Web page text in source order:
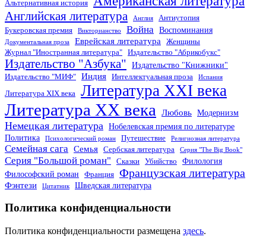
Альтернативная история
Английская литература Англия
Антиутопия
Букеровская премия
Викторианство Война Воспоминания
Документальная проза Еврейская литература
Женщины
Журнал "Иностранная литература"
Издательство "Абрикобукс"
Издательство "Азбука" Издательство "Книжники"
Издательство "МИФ" Индия Интеллектуальная проза Испания
Литература XIX века Литература XXI века
Литература XX века Любовь Модернизм
Немецкая литература
Нобелевская премия по литературе
Политика
Психологический роман Путешествие Религиозная литература
Семейная сага Семья Сербская литература Серия "The Big Book"
Серия "Большой роман" Сказки Убийство
Филология
Философский роман
Франция Французская литература
Фэнтези Цитатник Шведская литература
Политика конфиденциальности
Политика конфиденциальности размещена здесь.